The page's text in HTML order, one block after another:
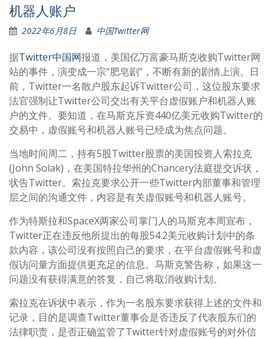
机器人账户
2022年6月8日 中国Twitter网
据Twitter中国网报道，美国亿万富豪马斯克收购Twitter网
站的事件，演变成一宗“肥皂剧”，不断有新的剧情上演。日
前，Twitter一名散户股东起诉Twitter公司，这位股东要求
法官强制让Twitter公司交出有关平台虚假账户和机器人账
户的文件。要知道，在马斯克斥资440亿美元收购Twitter的
交易中，虚假账号和机器人账号已经成为焦点问题。
当地时间周二，持有5股Twitter股票的美国投资人索拉克
(John Solak)，在美国特拉华州的Chancery法庭提交诉状，
状告Twitter。索拉克要求公开一些Twitter内部董事和管理
层之间的沟通文件，内容是有关虚假账号和机器人账号。
作为特斯拉和SpaceX两家公司掌门人的马斯克本周宣布，
Twitter正在违反他所提出的每股54.2美元收购计划中的条
款内容，该公司没有按照自己的要求，在平台虚假账号和虚
假访问量方面提供更充足的信息。马斯克警告称，如果这一
问题没有获得满意的答复，自己将取消收购计划。
索拉克在诉状中表示，作为一名股东要求获得上述的文件和
记录，目的是调查Twitter董事会是否违反了代表股东们的
法律职责，是否正确监管了Twitter针对虚假账号的对外信